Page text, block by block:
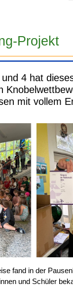
Projekt
4 hat
mit vollem
fand in der
und Schüler